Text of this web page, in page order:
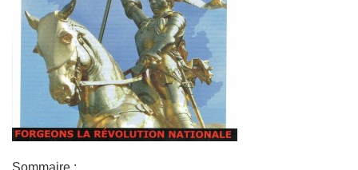
Sommaire :